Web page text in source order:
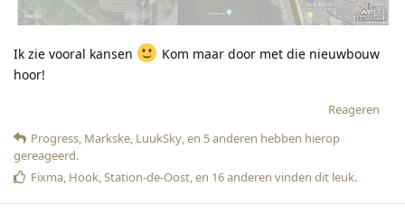
Ik zie vooral kansen
Kom maar door met die nieuwbouw
hoor!
Reageren
Progress, Markske, LuukSky, en 5anderen hebben hierop
gereageerd.
Fixma, Hook,Station-de-Oost, en 16anderen vinden dit leuk.